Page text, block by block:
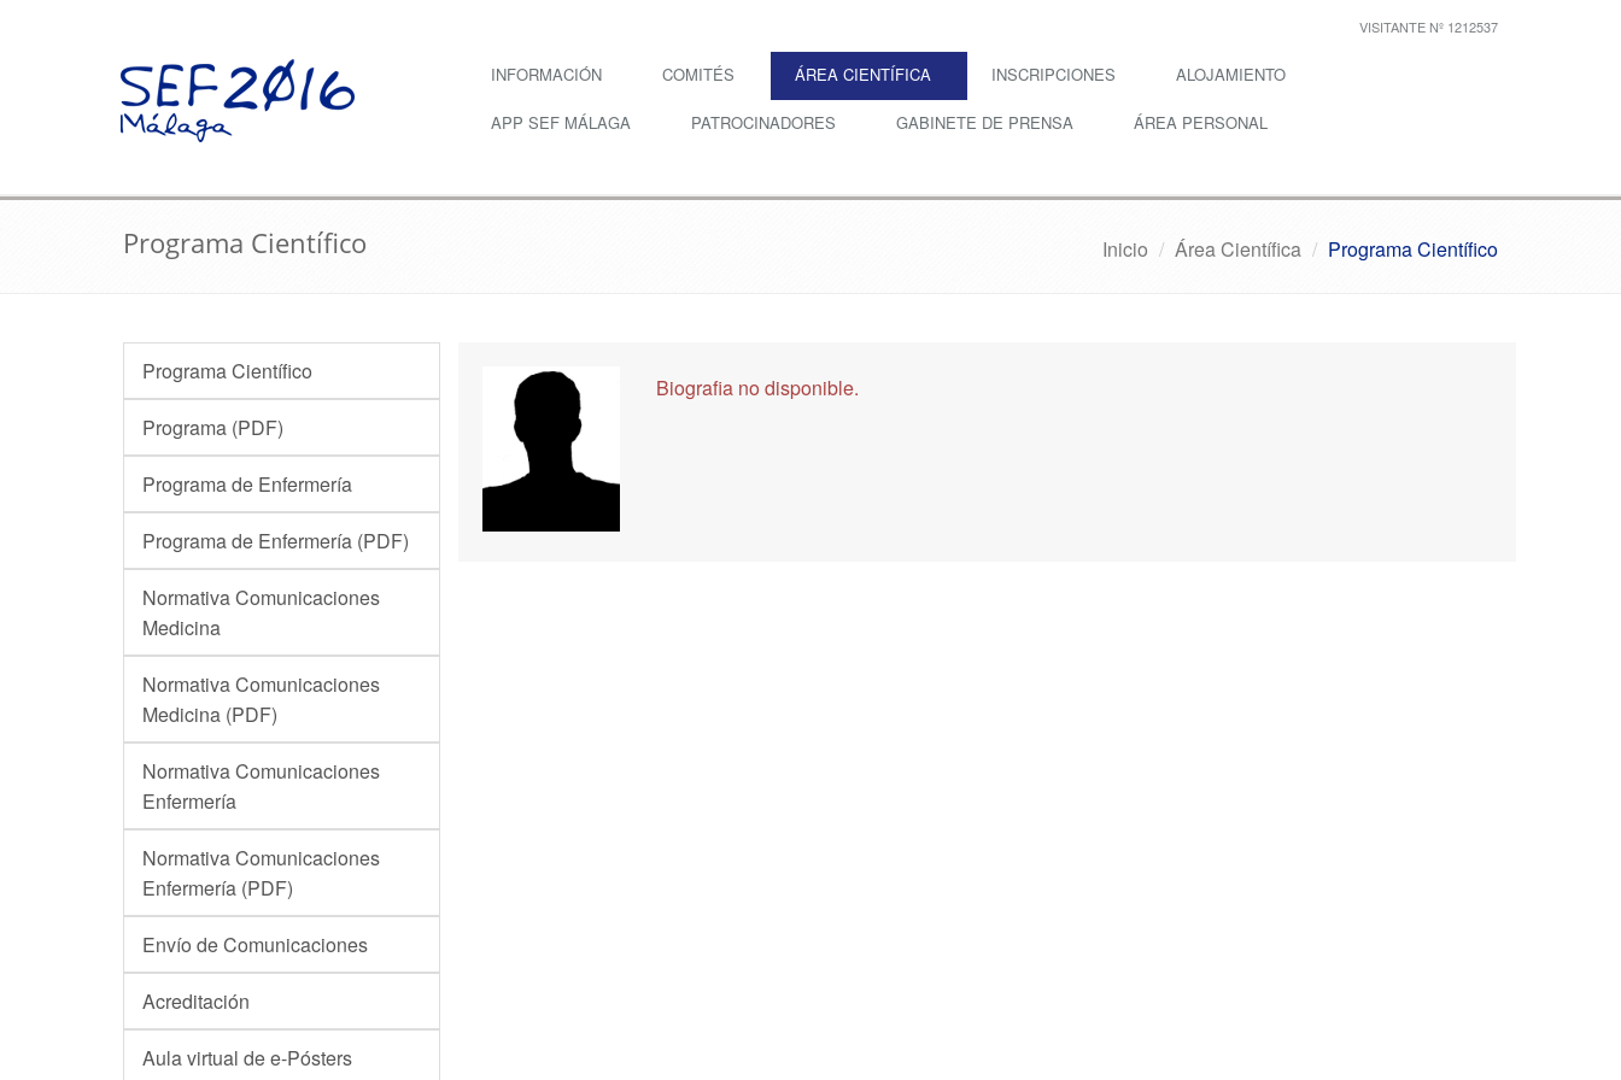
VISITANTE Nº 1212537
INFORMACIÓN COMITÉS ÁREA CIENTÍFICA INSCRIPCIONES ALOJAMIENTO
APP SEF MÁLAGA PATROCINADORES GABINETE DE PRENSA ÁREA PERSONAL
Programa Científico Inicio Área Científica Programa Científico
Programa Científico
Programa (PDF)
Programa de Enfermería
Programa de Enfermería (PDF)
Normativa Comunicaciones
Medicina
Normativa Comunicaciones
Medicina (PDF)
Normativa Comunicaciones
Enfermería
Normativa Comunicaciones
Enfermería (PDF)
Envío de Comunicaciones
Acreditación
Aula virtual de e-Pósters
Biografia no disponible.